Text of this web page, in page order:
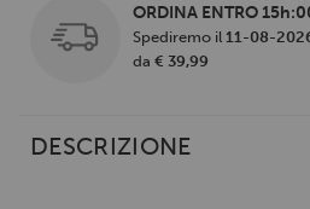
ORDINA ENTRO
Spediremo il 11-08-
da € 39,99
DESCRIZIONE